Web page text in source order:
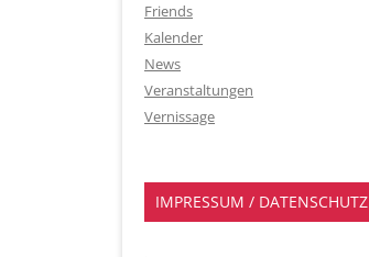
Friends
Kalender
News
Veranstaltungen
Vernissage
IMPRESSUM / DATENSCHUTZ